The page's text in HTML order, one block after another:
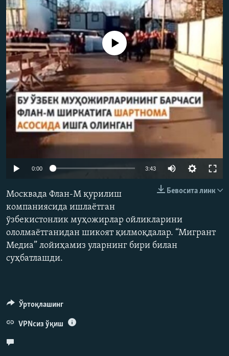
Айни дамда медиа-манба мавжуд эмас
0:00 3:43
480p
Бевосита линк
Москвада Флан-М қурилиш
компаниясида ишлаётган
ўзбекистонлик муҳожирлар ойликларини
ололмаётганидан шикоят қилмоқдалар. “Мигрант
Медиа” лойиҳамиз уларнинг бири билан
суҳбатлашди.
Ўртоқлашинг
VPNсиз ўқиш